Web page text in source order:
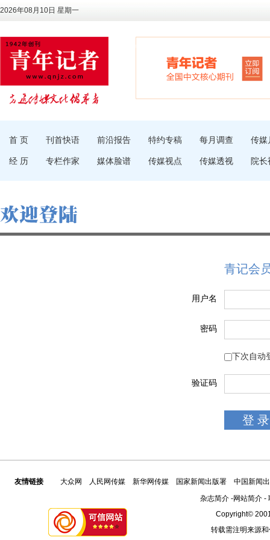
2026年08月10日 星期一
首 页 刊首快语 前沿报告 特约专稿 每月调查 传媒
经 历 专栏作家 媒体脸谱 传媒视点 传媒透视 院长
青记会
用户名
密码
下次自动
验证码
友情链接 大众网 人民网传媒 新华网传媒 国家新闻出版署
中国新闻
杂志简介 -网站简介 -
Copyright©
转载需注明来源